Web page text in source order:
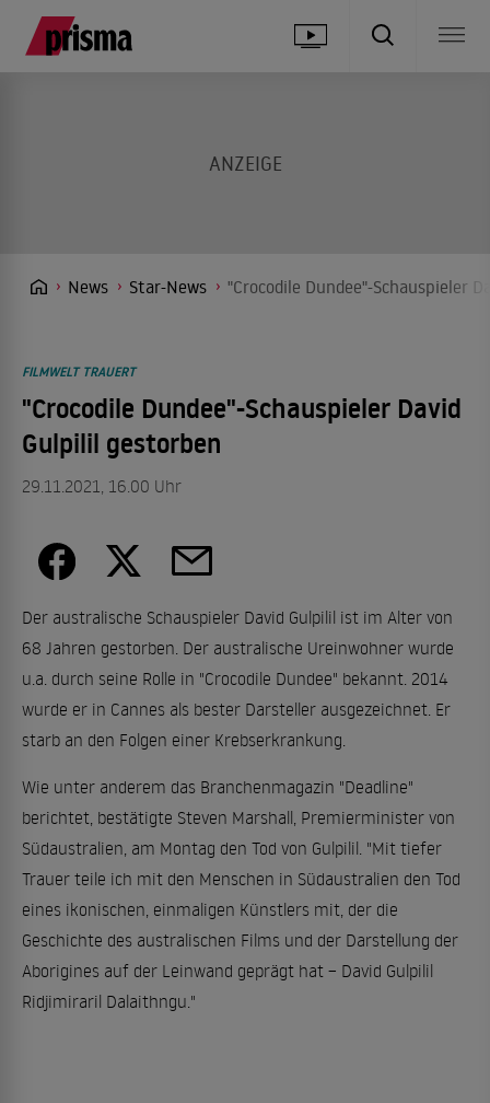
News Star-News "Crocodile Dundee"-Schauspieler
FILMWELT TRAUERT
"Crocodile Dundee"-Schauspieler David
Gulpilil gestorben
29.11.2021, 16.00 Uhr
Der australische Schauspieler David Gulpilil ist im Alter von
68 Jahren gestorben. Der australische Ureinwohner wurde
u.a. durch seine Rolle in "Crocodile Dundee" bekannt. 2014
wurde er in Cannes als bester Darsteller ausgezeichnet. Er
starb an den Folgen einer Krebserkrankung.
Wie unter anderem das Branchenmagazin "Deadline"
berichtet, bestätigte Steven Marshall, Premierminister von
Südaustralien, am Montag den Tod von Gulpilil. "Mit tiefer
Trauer teile ich mit den Menschen in Südaustralien den Tod
eines ikonischen, einmaligen Künstlers mit, der die
Geschichte des australischen Films und der Darstellung der
Aborigines auf der Leinwand geprägt hat – David Gulpilil
Ridjimiraril Dalaithngu."